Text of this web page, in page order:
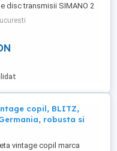
disc transmisii SIMANO 2
Bucata preț negociabil
copil, BLITZ,
robusta si
vintage copil marca